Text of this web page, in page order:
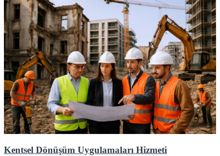
Kentsel Dönüşüm Uygulamaları Hizmeti